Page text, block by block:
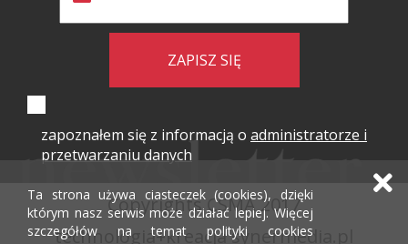
ZAPISZ SIĘ
zapoznałem się z informacją o administratorze i
przetwarzaniu danych
Copyrights CSMA 2017
technologia+kreacjasynermedia.pl
Ta strona używa ciasteczek (cookies), dzięki
którym nasz serwis może działać lepiej. Więcej
szczegółów na temat polityki cookies